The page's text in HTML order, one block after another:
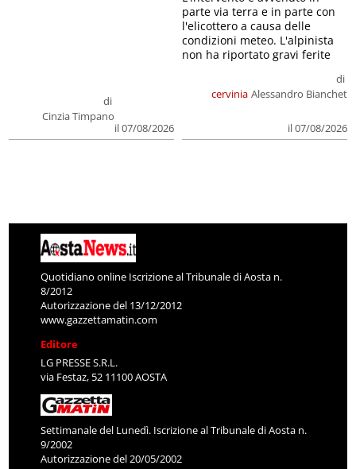
di
Cinzia Timpano
il 07/08/2026
cervinia
di
Alessandro Bianchet
il 07/08/2026
parte via terra e in parte con
l'elicottero a causa delle
condizioni meteo. L'alpinista
non ha riportato gravi ferite
Quotidiano online Iscrizione al Tribunale di Aosta n.
8/2012
Autorizzazione del 13/12/2012
www.gazzettamatin.com
Editore
LG PRESSE S.R.L.
via Festaz, 52 11100 AOSTA
Settimanale del Lunedì. Iscrizione al Tribunale di Aosta n.
9/2002
Autorizzazione del 20/05/2002